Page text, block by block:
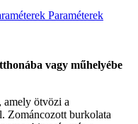
Paraméterek
vagy műhelyébe
ötvözi a
Zománcozott burkolata